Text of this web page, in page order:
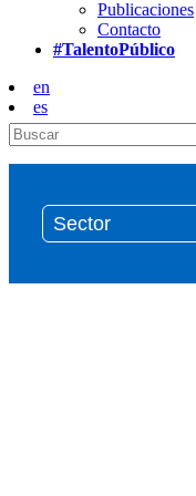
Publicaciones
Contacto
#TalentoPúblico
en
es